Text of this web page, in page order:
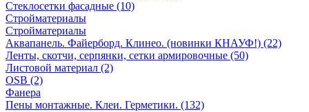
Стеклосетки фасадные (10)
Стройматериалы
Стройматериалы
Аквапанель. Файерборд. Клинео. (новинки КНАУФ!) (22)
Ленты, скотчи, серпянки, сетки армировочные (50)
Листовой материал (2)
OSB (2)
Фанера
Пены монтажные. Клеи. Герметики. (132)